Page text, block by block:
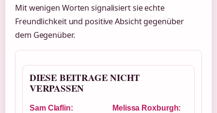
Mit wenigen Worten signalisiert sie echte
Freundlichkeit und positive Absicht gegenüber
dem Gegenüber.
DIESE BEITRAGE NICHT
VERPASSEN
Sam Claflin: Melissa Roxburgh: